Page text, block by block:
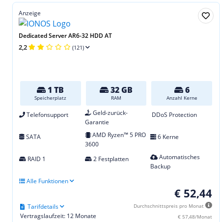
Anzeige
Dedicated Server AR6-32 HDD AT
2,2 (121)
1 TB
Speicherplatz
32 GB
RAM
6
Anzahl Kerne
Telefonsupport
Geld-zurück-
Garantie
DDoS Protection
SATA
AMD Ryzen™ 5 PRO
3600
6 Kerne
RAID 1 2 Festplatten
Automatisches
Backup
Alle Funktionen
€ 52,44
Durchschnittspreis pro Monat
€ 57,48/Monat
Vertragslaufzeit: 12 Monate
Tarifdetails